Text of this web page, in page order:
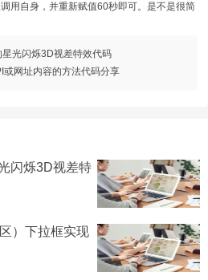
用自身，并重新赋值60秒即可。是不是很简
光闪烁3D视差特效代码
网址内容的方法代码分享
闪烁3D视差特
）下拉框实现